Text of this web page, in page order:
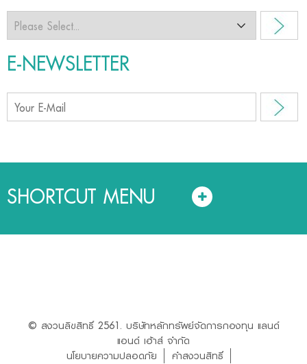
E-NEWSLETTER
SHORTCUT MENU
© สงวนลิขสิทธิ์ 2561. บริษัทหลักทรัพย์จัดการกองทุน แลนด์
แอนด์ เฮ้าส์ จำกัด
นโยบายความปลอดภัย
คำสงวนสิทธิ์